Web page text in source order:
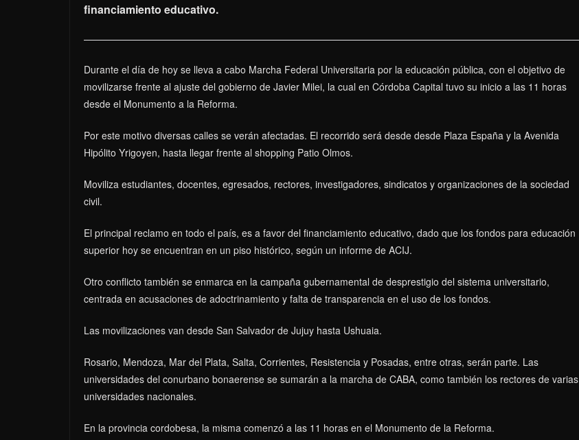
financiamiento educativo.
Durante el día de hoy se lleva a cabo Marcha Federal Universitaria por la educación pública, con el objetivo de
movilizarse frente al ajuste del gobierno de Javier Milei, la cual en Córdoba Capital tuvo su inicio a las 11 horas
desde el Monumento a la Reforma.
Por este motivo diversas calles se verán afectadas. El recorrido será desde desde Plaza España y la Avenida
Hipólito Yrigoyen, hasta llegar frente al shopping Patio Olmos.
Moviliza estudiantes, docentes, egresados, rectores, investigadores, sindicatos y organizaciones de la sociedad
civil.
El principal reclamo en todo el país, es a favor del financiamiento educativo, dado que los fondos para educación
superior hoy se encuentran en un piso histórico, según un informe de ACIJ.
Otro conflicto también se enmarca en la campaña gubernamental de desprestigio del sistema universitario,
centrada en acusaciones de adoctrinamiento y falta de transparencia en el uso de los fondos.
Las movilizaciones van desde San Salvador de Jujuy hasta Ushuaia.
Rosario, Mendoza, Mar del Plata, Salta, Corrientes, Resistencia y Posadas, entre otras, serán parte. Las
universidades del conurbano bonaerense se sumarán a la marcha de CABA, como también los rectores de varias
universidades nacionales.
En la provincia cordobesa, la misma comenzó a las 11 horas en el Monumento de la Reforma.